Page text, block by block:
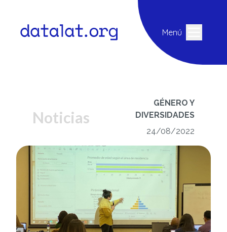
Menú
Noticias
GÉNERO Y
DIVERSIDADES
24/08/2022